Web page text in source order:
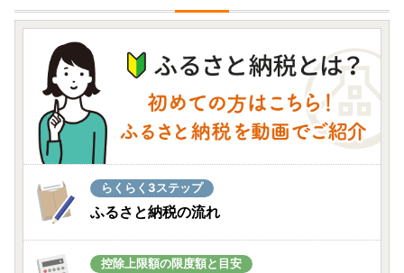
らくらく3ステップ
ふるさと納税の流れ
控除上限額の限度額と目安